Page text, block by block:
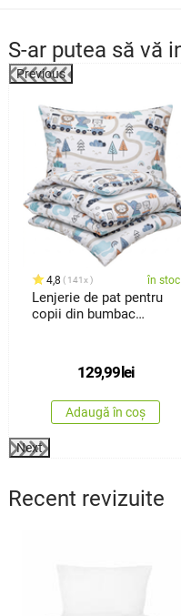
S-ar putea să vă
Previous
4,8 141x în stoc
Lenjerie de pat pentru
copii din bumbac
129,99 lei
Adaugă în coș
Next
Recent revizuite